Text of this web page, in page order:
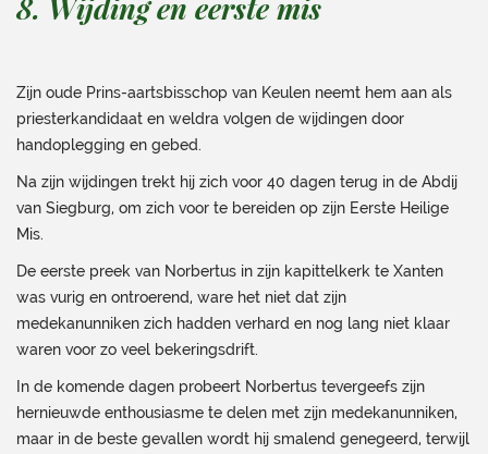
8. Wijding en eerste mis
Zijn oude Prins-aartsbisschop van Keulen neemt hem aan als
priesterkandidaat en weldra volgen de wijdingen door
handoplegging en gebed.
Na zijn wijdingen trekt hij zich voor 40 dagen terug in de Abdij
van Siegburg, om zich voor te bereiden op zijn Eerste Heilige
Mis.
De eerste preek van Norbertus in zijn kapittelkerk te Xanten
was vurig en ontroerend, ware het niet dat zijn
medekanunniken zich hadden verhard en nog lang niet klaar
waren voor zo veel bekeringsdrift.
In de komende dagen probeert Norbertus tevergeefs zijn
hernieuwde enthousiasme te delen met zijn medekanunniken,
maar in de beste gevallen wordt hij smalend genegeerd, terwijl